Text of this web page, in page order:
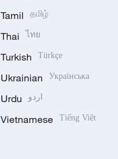
Tamil தமிழ்
Thai ไทย
Turkish Türkçe
Ukrainian Українська
Urdu اردو
Vietnamese Tiếng Việt